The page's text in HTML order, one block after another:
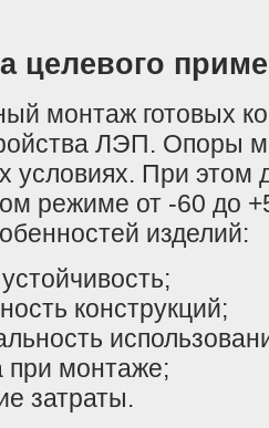
целевого
монтаж готовых
ЛЭП. Опоры
условиях. При этом
режиме от -60 до
изделий:
конструкций;
при монтаже;
затраты.